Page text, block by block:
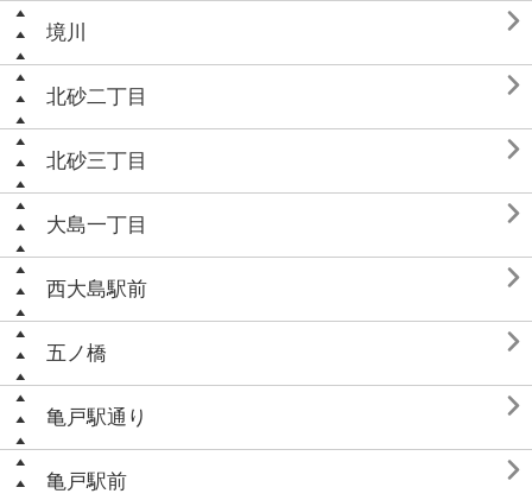
境川 
北砂二丁目 
北砂三丁目 
大島一丁目 
西大島駅前 
五ノ橋 
亀戸駅通り 
亀戸駅前 